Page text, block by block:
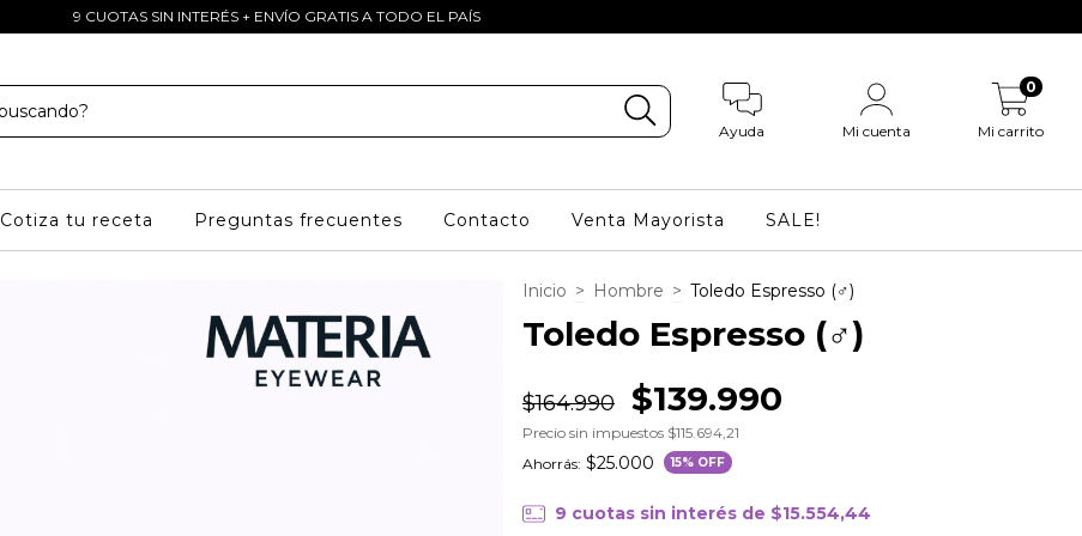
9 CUOTAS SIN INTERÉS + ENVÍO GRATIS A TODO EL PAÍS
Ayuda Mi cuenta Mi carrito
0
Cotiza tu receta Preguntas frecuentes Contacto Venta Mayorista SALE!
Inicio > Hombre > Toledo Espresso (♂)
Toledo Espresso (♂)
$164.990 $139.990
Precio sin impuestos $115.694,21
Ahorrás: $25.000 15% OFF
9 cuotas sin interés de $15.554,44